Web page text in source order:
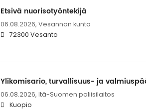
Etsivä nuorisotyöntekijä
06.08.2026, Vesannon kunta
72300 Vesanto
Ylikomisario, turvallisuus- ja
06.08.2026, Itä-Suomen poliisilaitos
Kuopio